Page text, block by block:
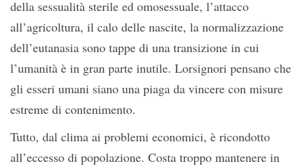
della sessualità sterile ed omosessuale, l’attacco
all’agricoltura, il calo delle nascite, la normalizzazione
dell’eutanasia sono tappe di una transizione in cui
l’umanità è in gran parte inutile. Lorsignori pensano che
gli esseri umani siano una piaga da vincere con misure
estreme di contenimento.
Tutto, dal clima ai problemi economici, è ricondotto
all’eccesso di popolazione. Costa troppo mantenere in